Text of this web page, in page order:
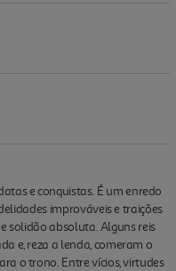
e conquistas. É um enredo
improváveis e traições
solidão absoluta. Alguns reis
e, reza a lenda, comeram o
o trono. Entre vícios, virtudes